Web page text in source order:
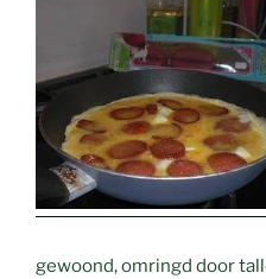
gewoond, omringd door